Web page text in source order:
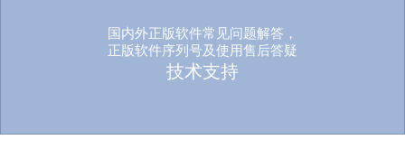
国内外正版软件常见问题解答，
正版软件序列号及使用售后答疑
技术支持